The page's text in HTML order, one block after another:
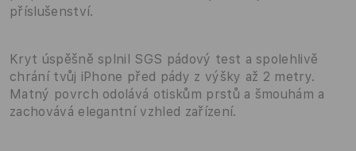
příslušenství.
Kryt úspěšně splnil SGS pádový test a spolehlivě
chrání tvůj iPhone před pády z výšky až 2 metry.
Matný povrch odolává otiskům prstů a šmouhám a
zachovává elegantní vzhled zařízení.